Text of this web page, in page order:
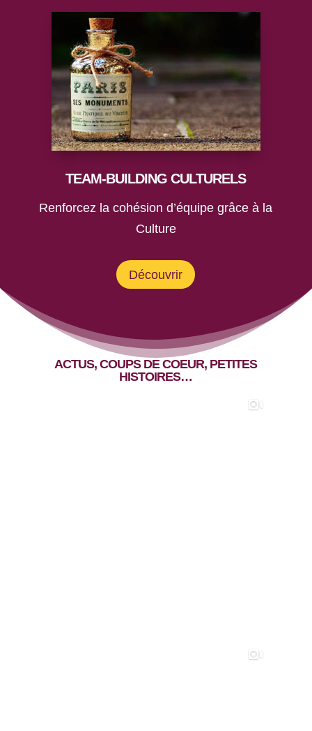
TEAM-BUILDING CULTURELS
Renforcez la cohésion d’équipe grâce à la
Culture
Découvrir
ACTUS, COUPS DE COEUR, PETITES
HISTOIRES…